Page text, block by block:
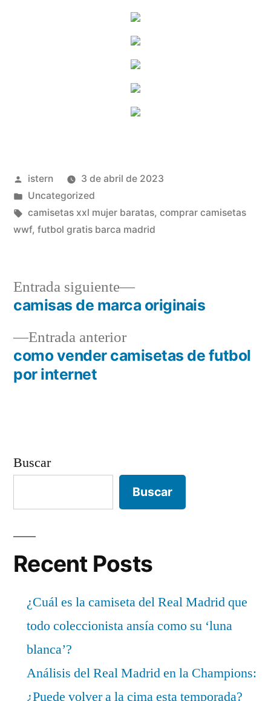
Publicado
por
istern
3 de abril de 2023
Publicado
en
Uncategorized
Etiquetas:
camisetas xxl mujer baratas, comprar camisetas
wwf, futbol gratis barca madrid
Navegación
de
entradas
Entrada anteriorEntrada
anterior:
como vender camisetas de futbol
por internet
Entrada siguiente
Entrada
siguiente:
camisas de marca originais
Buscar
Buscar
Recent Posts
¿Cuál es la camiseta del Real Madrid que
todo coleccionista ansía como su ‘luna
blanca’?
Análisis del Real Madrid en la Champions:
¿Puede volver a la cima esta temporada?